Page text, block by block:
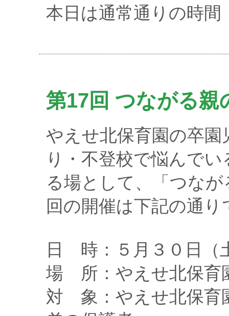
本日は通常通りの時
第17回 つながる親
やえせ北保育園の卒園
り・不登校で悩んでい
る場として、「つな
回の開催は下記の通り
日 時：５月３０日（
場 所：やえせ北保育
対 象：やえせ北保育